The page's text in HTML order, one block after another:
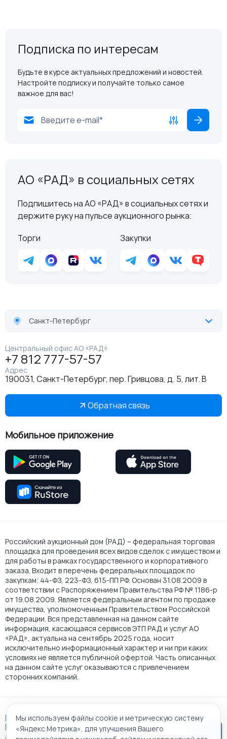
Подписка по интересам
Будьте в курсе актуальных предложений и новостей.
Настройте подписку и получайте только самое
важное для вас!
АО «РАД» в социальных сетях
Подпишитесь на АО «РАД» в социальных сетях и
держите руку на пульсе аукционного рынка:
Торги
Закупки
Санкт-Петербург
Центральный офис АО «РАД»
+7 812 777-57-57
Адрес
190031, Санкт-Петербург, пер. Гривцова, д. 5, лит. В
Обратная связь
Мобильное приложение
Российский аукционный дом (РАД) – федеральная торговая
площадка для проведения всех видов сделок с имуществом и
для работы в рамках государственного и корпоративного
заказа. Входит в перечень федеральных площадок по
закупкам: 44-ФЗ, 223-ФЗ, 615-ПП РФ. Основан 31.08.2009 в
соответствии с Распоряжением Правительства РФ № 1186-р
от 19.08.2009. Является федеральным агентом по продаже
имущества, уполномоченным Правительством Российской
Федерации. Вся представленная на данном сайте
информация, касающаяся сервисов ЭТП РАД и услуг АО
«РАД», актуальна на сентябрь 2025 года, носит
исключительно информационный характер и ни при каких
условиях не является публичной офертой. Часть описанных
на данном сайте услуг оказываются с привлечением
сторонних компаний.
Пользовательское соглашение
Политика АО "РАД" в отношении обработки персональных
данных
Мы используем файлы cookie и метрическую систему
«Яндекс.Метрика», для улучшения Вашего